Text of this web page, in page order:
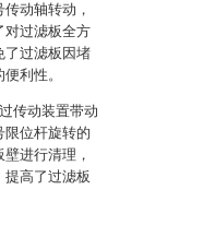
动轴转动，
对过滤板全方
了过滤板因堵
利性。
传动装置带动
限位杆旋转的
进行清理，
提高了过滤板